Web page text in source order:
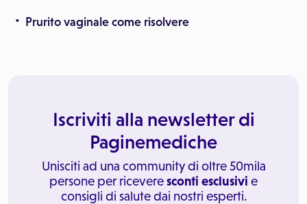
Prurito vaginale come risolvere
Iscriviti alla newsletter di
Paginemediche
Unisciti ad una community di oltre 50mila
persone per riceveresconti esclusivi e
consigli di salute dai nostri esperti.